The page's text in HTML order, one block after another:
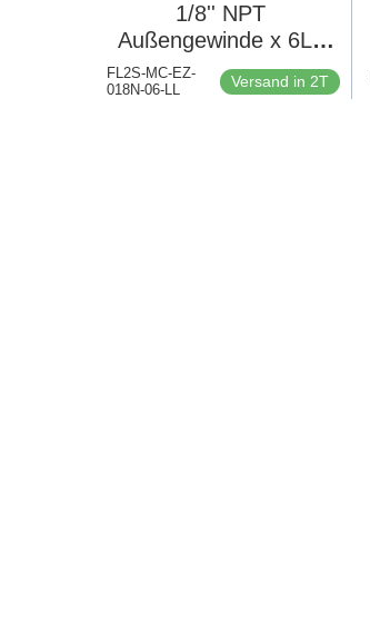
1/8'' NPT
Außengewinde x 6LL
Verzinkter Stahl
Gerader Schneidring
FL2S-MC-EZ-
018N-06-LL
Versand in 2T